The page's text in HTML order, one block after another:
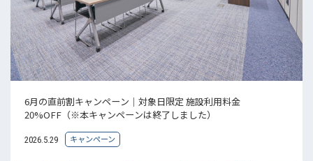
6月の直前割キャンペーン｜対象日限定 施設利用料金
20%OFF（※本キャンペーンは終了しました）
2026.5.29 キャンペーン